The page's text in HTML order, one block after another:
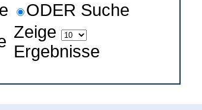
ODER Suche
Zeige
Ergebnisse